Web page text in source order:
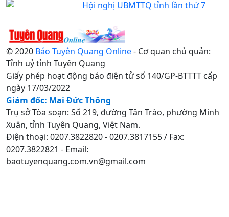
Hội nghị UBMTTQ tỉnh lần thứ 7
© 2020 Báo Tuyên Quang Online- Cơ quan chủ quản:
Tỉnh uỷ tỉnh Tuyên Quang
Giấy phép hoạt động báo điện tử số 140/GP-BTTTT cấp
ngày 17/03/2022
Giám đốc: Mai Đức Thông
Trụ sở Tòa soạn: Số 219, đường Tân Trào, phường Minh
Xuân, tỉnh Tuyên Quang, Việt Nam.
Điện thoại: 0207.3822820 - 0207.3817155 / Fax:
0207.3822821 - Email:
baotuyenquang.com.vn@gmail.com